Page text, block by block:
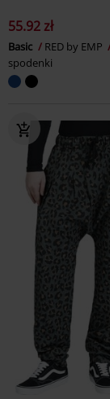
55.92 zł
Basic RED by EMP
spodenki